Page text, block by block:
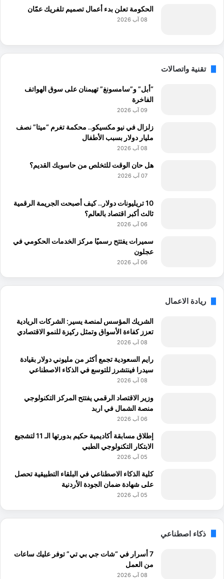
الحكومة تعلن بدء أعمال تصميم تلفريك عمّان
08 آب 2026
تقنية واتصالات
“أبل” و”سامسونغ” تهيمنان على سوق الهواتف
الفاخرة
09 آب 2026
زلزال في نيو مكسيكو.. محكمة تغرم “ميتا” نصف
مليار دولار بسبب الأطفال
08 آب 2026
هل حان الوقت للتخلص من حاسوبك القديم؟
07 آب 2026
10 تريليونات دولار.. كيف أصبحت الجريمة الرقمية
ثالث أكبر اقتصاد بالعالم؟
06 آب 2026
سميرات يفتتح رسميًا مركز الخدمات الحكومي في
عجلون
06 آب 2026
ريادة الاعمال
الشريك المؤسس لمنصة يسير: الشركات الريادية
تعزز كفاءة الأسواق وتمثل ركيزة للنمو الاقتصادي
08 آب 2026
رايم السعودية تجمع أكثر من مليوني دولار بقیادة
سیدرا فینتشرز للتوسع في الذكاء الاصطناعي
08 آب 2026
وزير الاقتصاد الرقمي يفتتح المركز التكنولوجي
منصة الشمال في اربد
06 آب 2026
إطلاق مسابقة أكاديمية حكيم بدورتها الـ 11 لتشجيع
الابتكار التكنولوجي الطبي
05 آب 2026
كلية الذكاء الاصطناعي في البلقاء التطبيقية تحصل
على شهادة ضمان الجودة الأردنية
05 آب 2026
ذكاء اصطناعي
7 أسرار في “شات جي بي تي” توفر عليك ساعات
من العمل
08 آب 2026